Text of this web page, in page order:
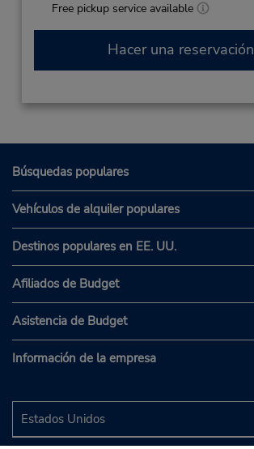
Free pickup service available
Hacer una reservación
Búsquedas populares
Vehículos de alquiler populares
Destinos populares en EE. UU.
Afiliados de Budget
Asistencia de Budget
Información de la empresa